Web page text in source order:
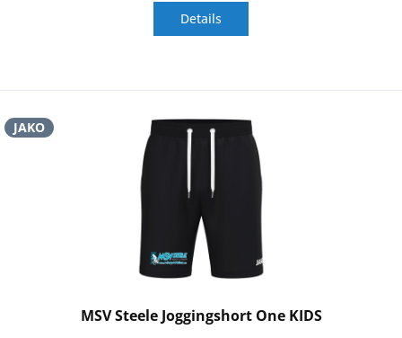
Details
JAKO
MSV Steele Joggingshort One KIDS